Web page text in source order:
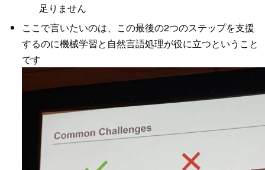
足りません
ここで言いたいのは、この最後の2つのステップを支援
するのに機械学習と自然言語処理が役に立つということ
です